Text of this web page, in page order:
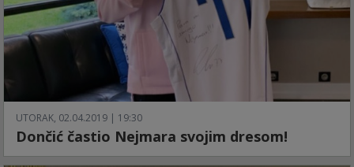
UTORAK, 02.04.2019 | 19:30
Dončić častio Nejmara svojim dresom!